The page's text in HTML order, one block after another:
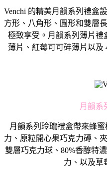
Venchi 的精美月韻系列禮盒
方形、八角形、圓形和雙層
極致享受。月韻系列薄片禮
薄片、紅莓可可碎薄片以及
月韻系
月韻系列玲瓏禮盒帶來蜂
力、原粒開心果巧克力磚、
雙層巧克力球、80%香醇特
力、以及草